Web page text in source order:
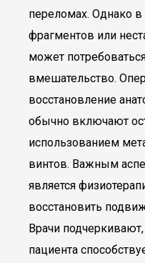
переломах. Однако
фрагментов или
может
вмешательство.
восстановление
обычно включают
использованием
винтов. Важным
является
восстановить
Врачи
пациента